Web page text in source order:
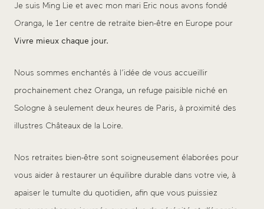
Je suis Ming Lie et avec mon mari Eric nous avons fondé
Oranga, le 1er centre de retraite bien-être en Europe pour
Vivre mieux chaque jour.
Nous sommes enchantés à l’idée de vous accueillir
prochainement chez Oranga, un refuge paisible niché en
Sologne à seulement deux heures de Paris, à proximité des
illustres Châteaux de la Loire.
Nos retraites bien-être sont soigneusement élaborées pour
vous aider à restaurer un équilibre durable dans votre vie, à
apaiser le tumulte du quotidien, afin que vous puissiez